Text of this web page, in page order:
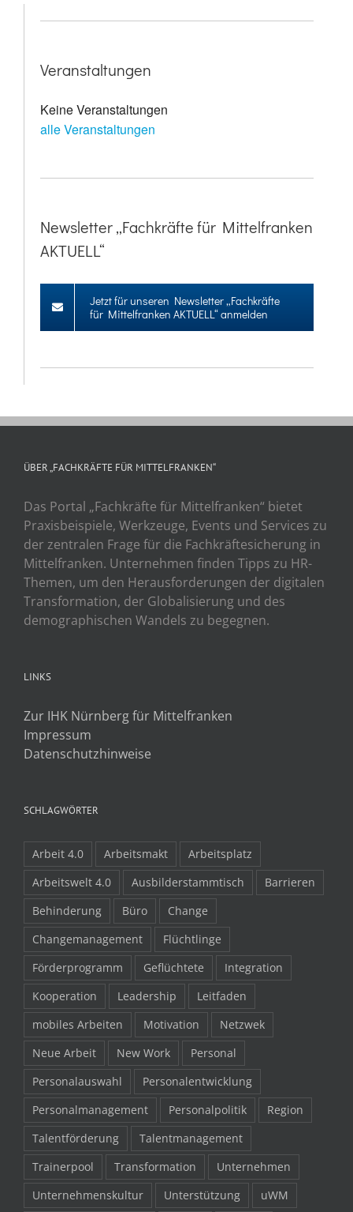
Veranstaltungen
Keine Veranstaltungen
alle Veranstaltungen
Newsletter „Fachkräfte für Mittelfranken
AKTUELL“
Jetzt für unseren Newsletter „Fachkräfte
für Mittelfranken AKTUELL“ anmelden
ÜBER „FACHKRÄFTE FÜR MITTELFRANKEN“
Das Portal „Fachkräfte für Mittelfranken“ bietet
Praxisbeispiele, Werkzeuge, Events und Services zu
der zentralen Frage für die Fachkräftesicherung in
Mittelfranken. Unternehmen finden Tipps zu HR-
Themen, um den Herausforderungen der digitalen
Transformation, der Globalisierung und des
demographischen Wandels zu begegnen.
LINKS
Zur IHK Nürnberg für Mittelfranken
Impressum
Datenschutzhinweise
SCHLAGWÖRTER
Arbeit 4.0 Arbeitsmakt
Arbeitsplatz
Arbeitswelt 4.0
Ausbilderstammtisch
Barrieren
Behinderung
Büro
Change
Changemanagement
Flüchtlinge
Förderprogramm
Geflüchtete
Integration
Kooperation
Leadership
Leitfaden
mobiles Arbeiten
Motivation
Netzwek
Neue Arbeit
New Work
Personal
Personalauswahl
Personalentwicklung
Personalmanagement
Personalpolitik
Region
Talentförderung
Talentmanagement
Trainerpool
Transformation
Unternehmen
Unternehmenskultur
Unterstützung uWM